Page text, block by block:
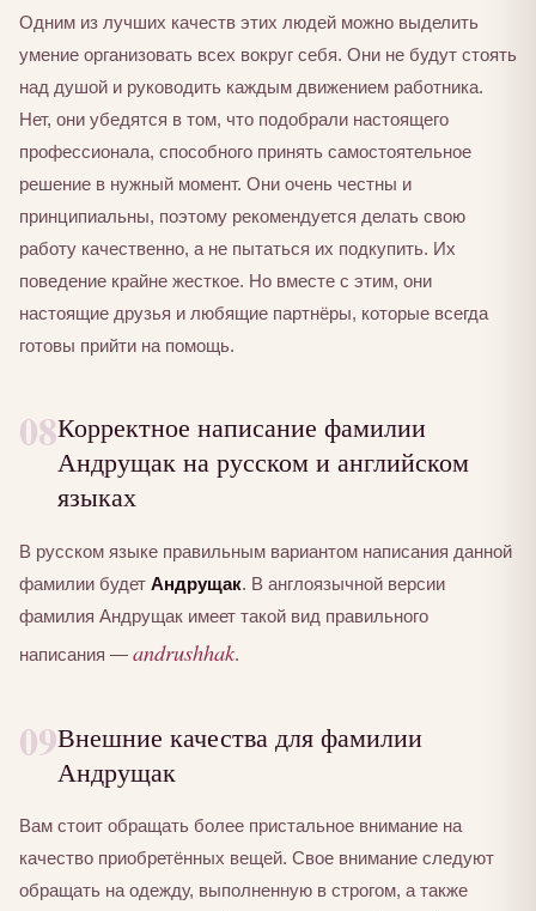
Одним из лучших качеств этих людей можно выделить
умение организовать всех вокруг себя. Они не будут стоять
над душой и руководить каждым движением работника.
Нет, они убедятся в том, что подобрали настоящего
профессионала, способного принять самостоятельное
решение в нужный момент. Они очень честны и
принципиальны, поэтому рекомендуется делать свою
работу качественно, а не пытаться их подкупить. Их
поведение крайне жесткое. Но вместе с этим, они
настоящие друзья и любящие партнёры, которые всегда
готовы прийти на помощь.
08Корректное написание фамилии
Андрущак на русском и английском
языках
В русском языке правильным вариантом написания данной
фамилии будет Андрущак. В англоязычной версии
фамилия Андрущак имеет такой вид правильного
написания — andrushhak.
09Внешние качества для фамилии
Андрущак
Вам стоит обращать более пристальное внимание на
качество приобретённых вещей. Свое внимание следуют
обращать на одежду, выполненную в строгом, а также